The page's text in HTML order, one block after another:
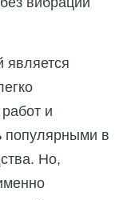
является
и
популярными в
Но,